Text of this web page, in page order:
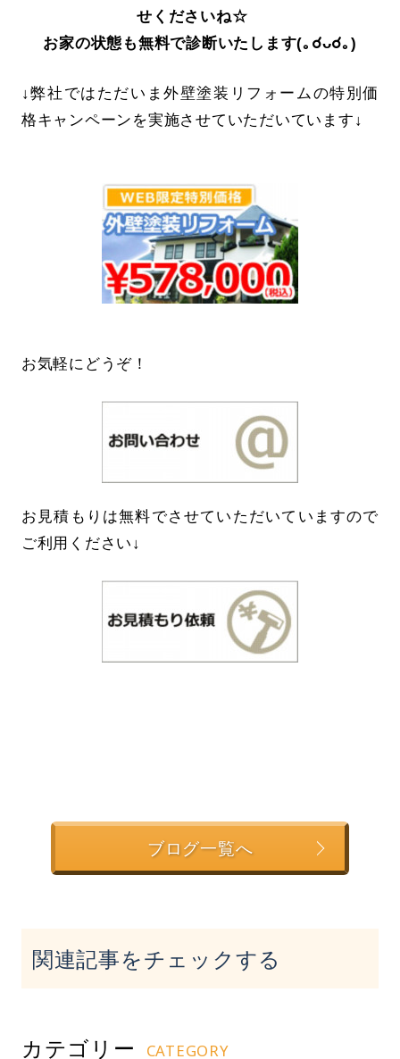
せくださいね☆
お家の状態も無料で診断いたします(｡☌ᴗ☌｡)
↓弊社ではただいま外壁塗装リフォームの特別価
格キャンペーンを実施させていただいています↓
お気軽にどうぞ！
お見積もりは無料でさせていただいていますので
ご利用ください↓
ブログ一覧へ
関連記事をチェックする
カテゴリー CATEGORY